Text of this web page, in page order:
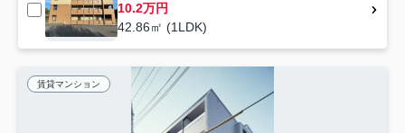
10.2万円
42.86㎡ (1LDK)
賃貸マンション